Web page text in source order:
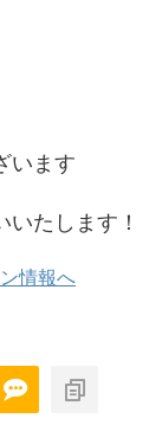
います
たします！